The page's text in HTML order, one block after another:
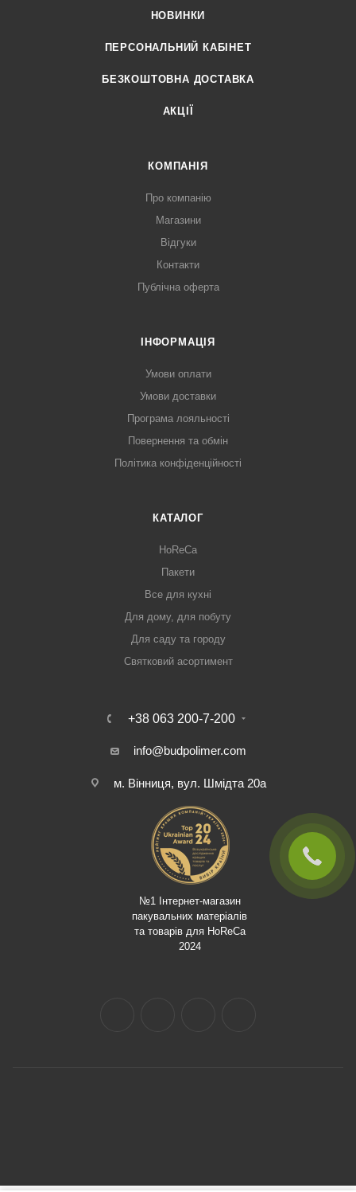
НОВИНКИ
ПЕРСОНАЛЬНИЙ КАБІНЕТ
БЕЗКОШТОВНА ДОСТАВКА
АКЦІЇ
КОМПАНІЯ
Про компанію
Магазини
Відгуки
Контакти
Публічна оферта
ІНФОРМАЦІЯ
Умови оплати
Умови доставки
Програма лояльності
Повернення та обмін
Політика конфіденційності
КАТАЛОГ
HoReCa
Пакети
Все для кухні
Для дому, для побуту
Для саду та городу
Святковий асортимент
+38 063 200-7-200
info@budpolimer.com
м. Вінниця, вул. Шмідта 20а
№1 Інтернет-магазин
пакувальних матеріалів
та товарів для HoReCa
2024